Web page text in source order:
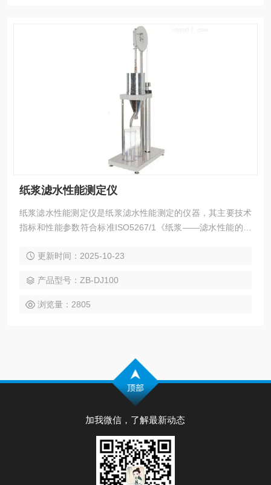
纸浆滤水性能测定仪
纸浆滤水性能测定仪是纸浆滤水性能测定的仪器，其主要技术
指标和性能参数符合标准ISO5267/1《纸浆——滤水性能的测
浆度的测定法》的有关规定。本仪器根据纸浆叩解度与纸浆悬
度仪设计，用于测定浆料悬浮液的滤水性能，研究纤维状况和
评定浆料打浆程度
更新时间：2025-10-23
产品型号：ZB-DJ100
浏览量：2805
加我微信，了解最新动态